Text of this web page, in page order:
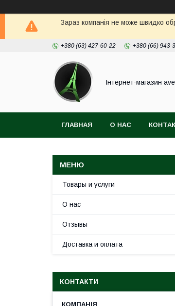
Зараз компанія не може швидко
+380 (63) 427-60-22 +380 (66) 943-
Інтернет-магазин
ГЛАВНАЯ О НАС
Товары и услуги
О нас
Отзывы
Доставка и оплата
КОНТАКТИ